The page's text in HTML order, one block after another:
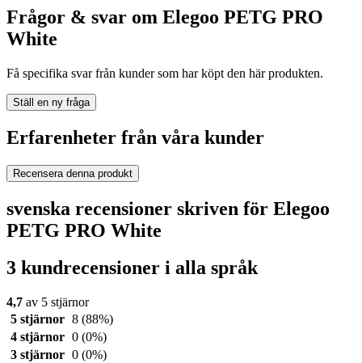
Frågor & svar om Elegoo PETG PRO
White
Få specifika svar från kunder som har köpt den här produkten.
Ställ en ny fråga
Erfarenheter från våra kunder
Recensera denna produkt
svenska recensioner skriven för Elegoo
PETG PRO White
3 kundrecensioner i alla språk
4,7 av 5 stjärnor
5 stjärnor 8 (88%)
4 stjärnor 0 (0%)
3 stjärnor 0 (0%)